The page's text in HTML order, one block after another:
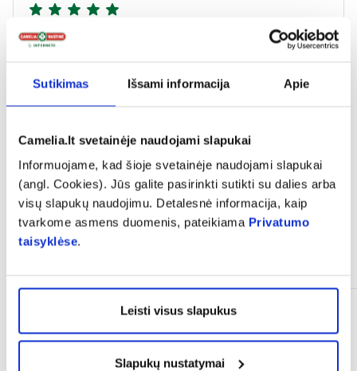
Sutikimas Išsami informacija Apie
Camelia.lt svetainėje naudojami slapukai
Informuojame, kad šioje svetainėje naudojami slapukai
(angl. Cookies). Jūs galite pasirinkti sutikti su dalies arba
visų slapukų naudojimu. Detalesnė informacija, kaip
tvarkome asmens duomenis, pateikiama Privatumo
taisyklėse.
Leisti visus slapukus
Slapukų nustatymai
Eduardas